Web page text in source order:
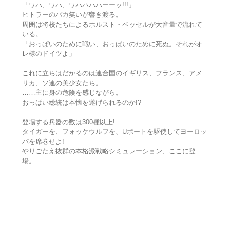
「ワハ、ワハ、ワハハハハーーッ!!!」
ヒトラーのバカ笑いが響き渡る。
周囲は将校たちによるホルスト・ベッセルが大音量で流れて
いる。
「おっぱいのために戦い、おっぱいのために死ぬ。それがオ
レ様のドイツよ」
これに立ちはだかるのは連合国のイギリス、フランス、アメ
リカ、ソ連の美少女たち。
……主に身の危険を感じながら。
おっぱい総統は本懐を遂げられるのか!?
登場する兵器の数は300種以上!
タイガーを、フォッケウルフを、Uボートを駆使してヨーロッ
パを席巻せよ!
やりごたえ抜群の本格派戦略シミュレーション、ここに登
場。